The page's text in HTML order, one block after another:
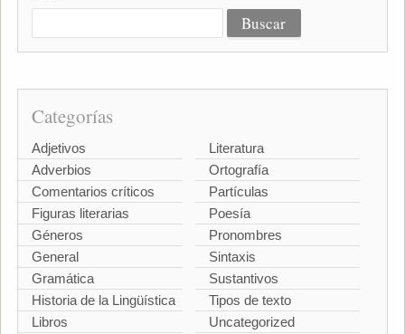
Categorías
Adjetivos
Adverbios
Comentarios críticos
Figuras literarias
Géneros
General
Gramática
Historia de la Lingüística
Libros
Literatura
Ortografía
Partículas
Poesía
Pronombres
Sintaxis
Sustantivos
Tipos de texto
Uncategorized